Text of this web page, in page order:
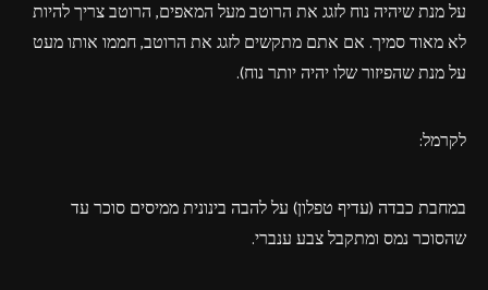
על מנת שיהיה נוח לזגג את הרוטב מעל המאפים, הרוטב צריך להיות
לא מאוד סמיך. אם אתם מתקשים לזגג את הרוטב, חממו אותו מעט
על מנת שהפיזור שלו יהיה יותר נוח).
לקרמל:
במחבת כבדה (עדיף טפלון) על להבה בינונית ממיסים סוכר עד
שהסוכר נמס ומתקבל צבע ענברי.